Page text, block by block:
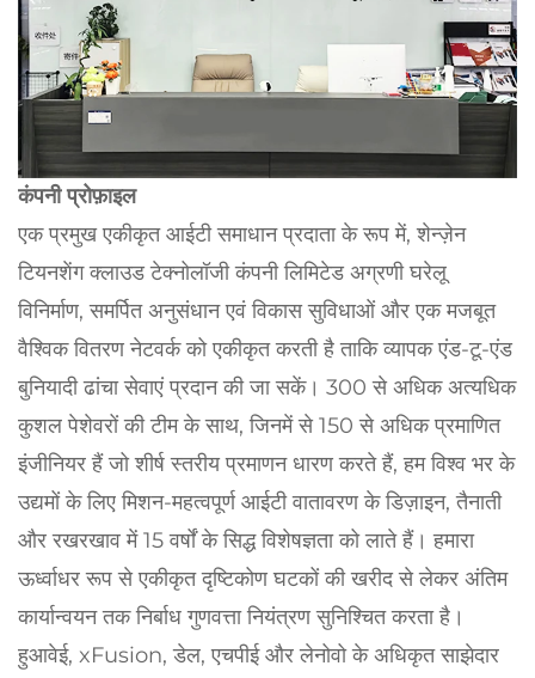
कंपनी प्रोफ़ाइल
एक प्रमुख एकीकृत आईटी समाधान प्रदाता के रूप में, शेन्ज़ेन
टियनशेंग क्लाउड टेक्नोलॉजी कंपनी लिमिटेड अग्रणी घरेलू
विनिर्माण, समर्पित अनुसंधान एवं विकास सुविधाओं और एक मजबूत
वैश्विक वितरण नेटवर्क को एकीकृत करती है ताकि व्यापक एंड-टू-एंड
बुनियादी ढांचा सेवाएं प्रदान की जा सकें। 300 से अधिक अत्यधिक
कुशल पेशेवरों की टीम के साथ, जिनमें से 150 से अधिक प्रमाणित
इंजीनियर हैं जो शीर्ष स्तरीय प्रमाणन धारण करते हैं, हम विश्व भर के
उद्यमों के लिए मिशन-महत्वपूर्ण आईटी वातावरण के डिज़ाइन, तैनाती
और रखरखाव में 15 वर्षों के सिद्ध विशेषज्ञता को लाते हैं। हमारा
ऊर्ध्वाधर रूप से एकीकृत दृष्टिकोण घटकों की खरीद से लेकर अंतिम
कार्यान्वयन तक निर्बाध गुणवत्ता नियंत्रण सुनिश्चित करता है।
हुआवेई, xFusion, डेल, एचपीई और लेनोवो के अधिकृत साझेदार